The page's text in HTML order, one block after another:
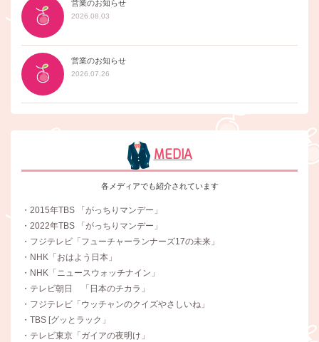
営業のお知らせ
2026.08.03
営業のお知らせ
2026.07.26
MEDIA
各メディアでも紹介されています
・2015年TBS 「がっちりマンデー」
・2022年TBS 「がっちりマンデー」
・フジテレビ「フューチャーランナーズ17の未来」
・NHK「おはよう日本」
・NHK「ニュースウォッチナイン」
・テレビ朝日 「日本のチカラ」
・フジテレビ「ウッチャンのクイズやさしいね」
・TBS [グッとラック」
・テレビ東京「ガイアの夜明け」